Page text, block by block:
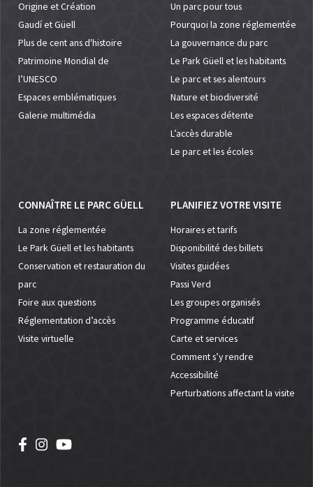
Origine et Création
Gaudí et Güell
Plus de cent ans d'histoire
Patrimoine Mondial de
l’UNESCO
Espaces emblématiques
Galerie multimédia
Un parc pour tous
Pourquoi la zone réglementée
La gouvernance du parc
Le Park Güell et les habitants
Le parc et ses alentours
Nature et biodiversité
Les espaces détente
L’accès durable
Le parc et les écoles
CONNAÎTRE LE PARC GÜELL
La zone réglementée
Le Park Güell et les habitants
Conservation et restauration du
parc
Foire aux questions
Réglementation d’accès
Visite virtuelle
PLANIFIEZ VOTRE VISITE
Horaires et tarifs
Disponibilité des billets
Visites guidées
Passi Verd
Les groupes organisés
Programme éducatif
Carte et services
Comment s’y rendre
Accessibilité
Perturbations affectant la visite